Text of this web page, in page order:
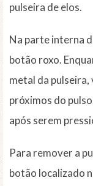
pulseira de elos.
Na parte interna
botão roxo.
metal da
próximos do
após serem
Para remover a
botão localizado